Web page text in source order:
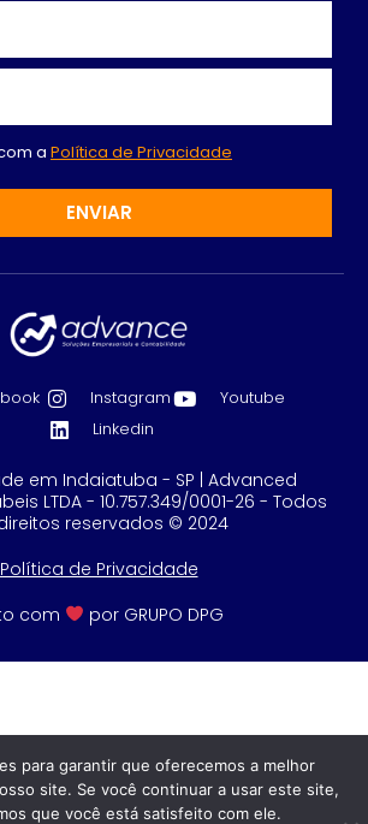
a Política de Privacidade
ENVIAR
Instagram
Youtube
Linkedin
em Indaiatuba - SP | Advanced
LTDA - 10.757.349/0001-26 - Todos
reservados © 2024
Política de Privacidade
com
por GRUPO DPG
para garantir que oferecemos a melhor
site. Se você continuar a usar este site,
que você está satisfeito com ele.